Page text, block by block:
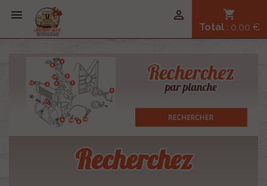
 shopping_cart
Total : 0,00 €

Recherchez